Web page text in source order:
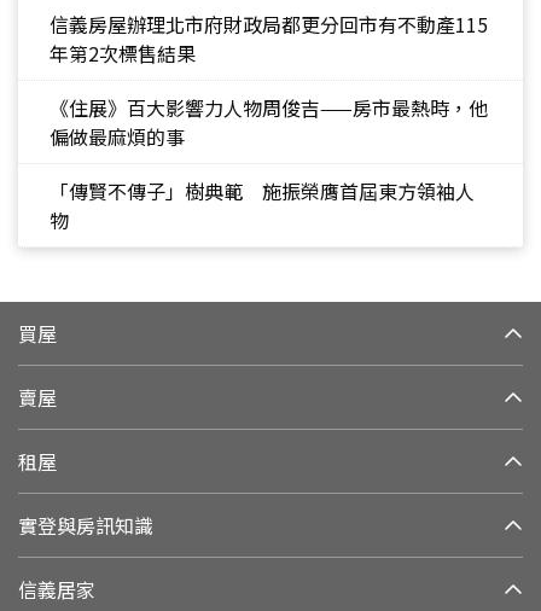
信義房屋辦理北市府財政局都更分回市有不動產115
年第2次標售結果
《住展》百大影響力人物周俊吉——房市最熱時，他
偏做最麻煩的事
「傳賢不傳子」樹典範 施振榮膺首屆東方領袖人
物
買屋
賣屋
租屋
實登與房訊知識
信義居家